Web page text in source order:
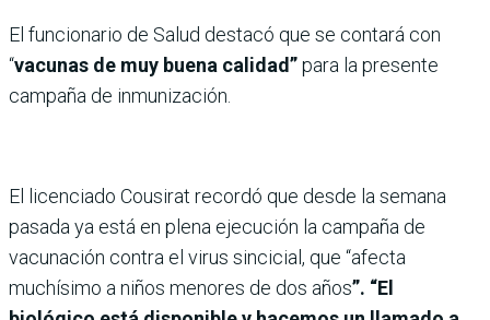
El funcionario de Salud destacó que se contará con
“vacunas de muy buena calidad”para la presente
campaña de inmunización.
El licenciado Cousirat recordó que desde la semana
pasada ya está en plena ejecución la campaña de
vacunación contra el virus sincicial, que “afecta
muchísimo a niños menores de dos años”. “El